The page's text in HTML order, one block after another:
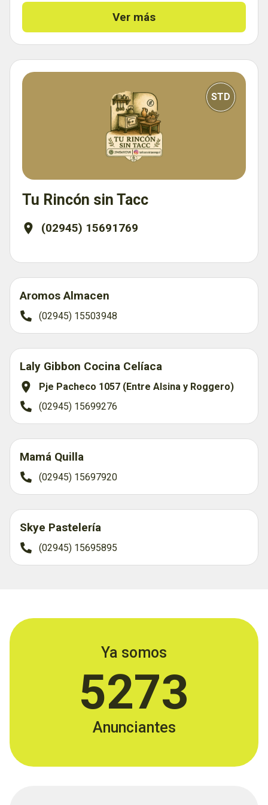
Ver más
STD
Tu Rincón sin Tacc
(02945) 15691769
Aromos Almacen
(02945) 15503948
Laly Gibbon Cocina Celíaca
Pje Pacheco 1057 (Entre Alsina y Roggero)
(02945) 15699276
Mamá Quilla
(02945) 15697920
Skye Pastelería
(02945) 15695895
Ya somos
5273
Anunciantes